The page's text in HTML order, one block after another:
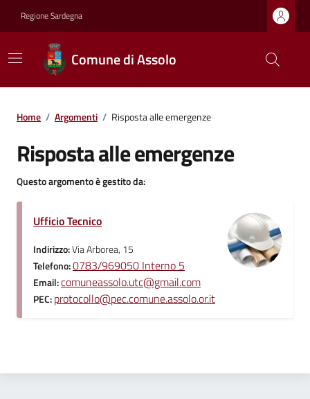
Regione Sardegna
Comune di Assolo
Home / Argomenti / Risposta alle emergenze
Risposta alle emergenze
Questo argomento è gestito da:
Ufficio Tecnico
Indirizzo:Via Arborea, 15
Telefono:0783/969050 Interno 5
Email:comuneassolo.utc@gmail.com
PEC:protocollo@pec.comune.assolo.or.it